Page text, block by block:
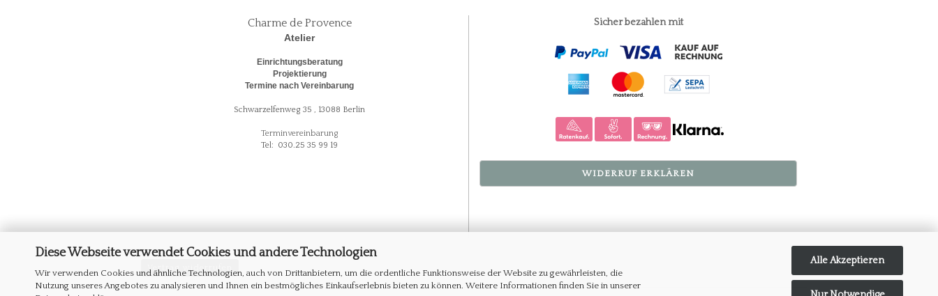
Diese Webseite verwendet Cookies und andere Technologien
Wir verwenden Cookies und ähnliche Technologien, auch von Drittanbietern, um die ordentliche Funktionsweise der Website zu gewährleisten, die
Nutzung unseres Angebotes zu analysieren und Ihnen ein bestmögliches Einkaufserlebnis bieten zu können. Weitere Informationen finden Sie in unserer
Alle Akzeptieren
Charme de Provence
Atelier
Einrichtungsberatung
Projektierung
Termine nach Vereinbarung
Schwarzelfenweg 35 , 13088 Berlin
Terminvereinbarung
Tel: 030.25 35 99 19
Sicher bezahlen mit
WIDERRUF ERKLÄREN
Vertrag widerrufen